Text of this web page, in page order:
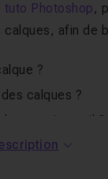
tuto Photoshop ,
calques, afin de
?
calques ?
existe-t-il ?
la hiérarchie